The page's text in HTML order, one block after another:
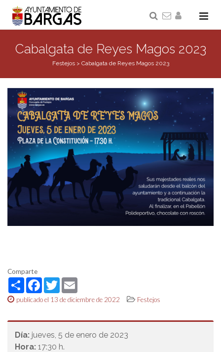
Cabalgata de Reyes Magos 2023
Festejos> Cabalgata de Reyes Magos 2023
Comparte
ShareFacebook
Twitter
publicado el 13 de diciembre de 2022 Festejos
Día: jueves, 5 de enero de 2023
Hora: 17:30 h.